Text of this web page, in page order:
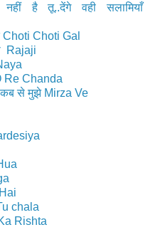
है तू..देंगे वही सलामियाँ
Choti Choti Gal
Rajaji
Re Chanda
कब से मुझे Mirza Ve
chala
Rishta